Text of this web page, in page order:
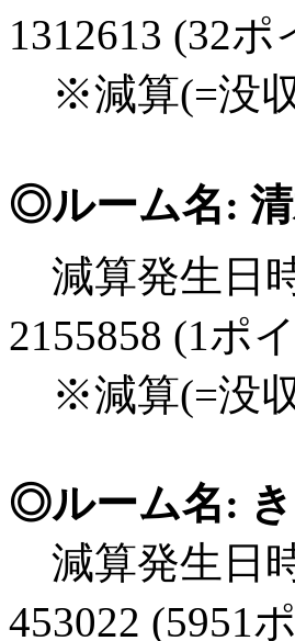
1312613 (32
※減算(=没収
◎ルーム名:
減算発生日
2155858 (1ポ
※減算(=没
◎ルーム名:
減算発生日
453022 (5951